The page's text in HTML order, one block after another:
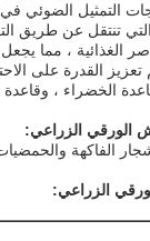
والحمضيات